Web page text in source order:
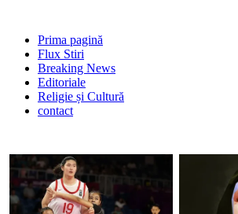
Prima pagină
Flux Stiri
Breaking News
Editoriale
Religie și Cultură
contact